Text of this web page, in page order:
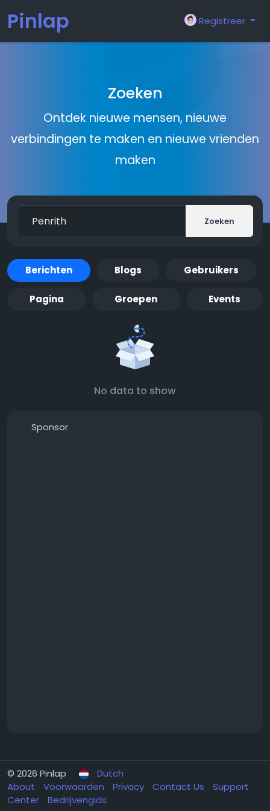
Pinlap Registreer
Zoeken
Ontdek nieuwe mensen, nieuwe
verbindingen te maken en nieuwe vrienden
maken
Zoeken
Berichten Blogs Gebruikers
Pagina Groepen Events
No data to show
Sponsor
© 2026 Pinlap
Dutch
About
Voorwaarden Privacy Contact Us
Support
Center
Bedrijvengids